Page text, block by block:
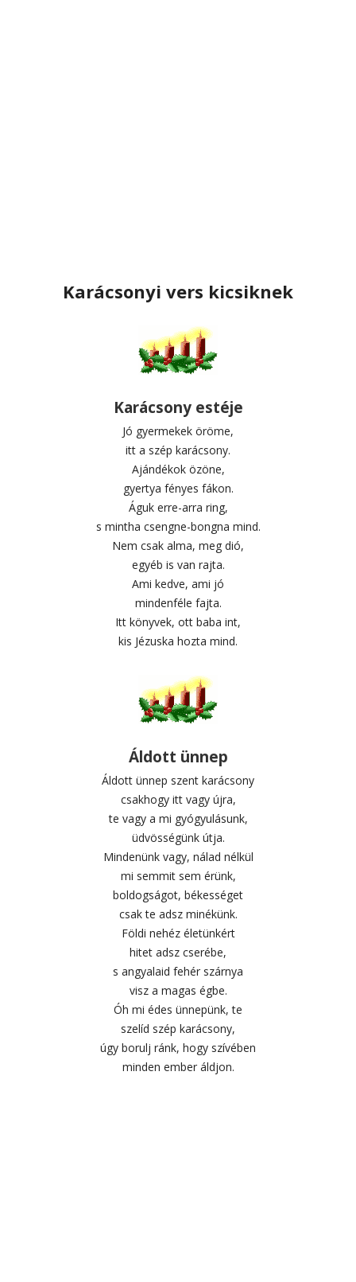
Karácsonyi vers kicsiknek
Karácsony estéje
Jó gyermekek öröme,
itt a szép karácsony.
Ajándékok özöne,
gyertya fényes fákon.
Águk erre-arra ring,
s mintha csengne-bongna mind.
Nem csak alma, meg dió,
egyéb is van rajta.
Ami kedve, ami jó
mindenféle fajta.
Itt könyvek, ott baba int,
kis Jézuska hozta mind.
Áldott ünnep
Áldott ünnep szent karácsony
csakhogy itt vagy újra,
te vagy a mi gyógyulásunk,
üdvösségünk útja.
Mindenünk vagy, nálad nélkül
mi semmit sem érünk,
boldogságot, békességet
csak te adsz minékünk.
Földi nehéz életünkért
hitet adsz cserébe,
s angyalaid fehér szárnya
visz a magas égbe.
Óh mi édes ünnepünk, te
szelíd szép karácsony,
úgy borulj ránk, hogy szívében
minden ember áldjon.